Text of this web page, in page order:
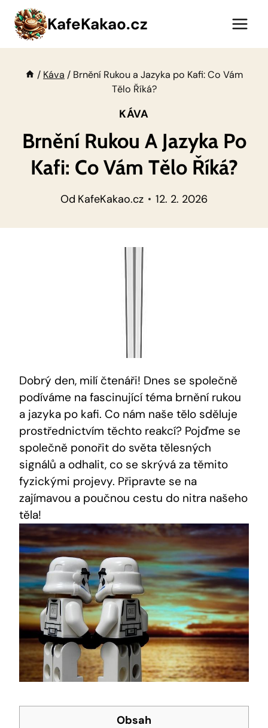
Přeskočit
obsah
KafeKakao.cz
/ Káva / Brnění Rukou a Jazyka po Kafi: Co Vám
Tělo Říká?
KÁVA
Brnění Rukou A Jazyka Po
Kafi: Co Vám Tělo Říká?
Od KafeKakao.cz 12. 2. 2026
Dobrý den, milí čtenáři! Dnes se společně
podíváme na fascinující téma brnění rukou
a jazyka po kafi. Co nám naše tělo sděluje
prostřednictvím těchto reakcí? Pojďme se
společně ponořit do světa tělesných
signálů a odhalit, co se skrývá za těmito
fyzickými projevy. Připravte se na
zajímavou a poučnou cestu do nitra našeho
těla!
Obsah